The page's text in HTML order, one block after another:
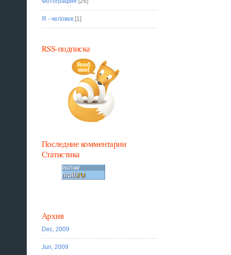
Я - человек[1]
RSS-подписка
Последние комментарии
Статистика
Архив
Dec, 2009
Jun, 2009